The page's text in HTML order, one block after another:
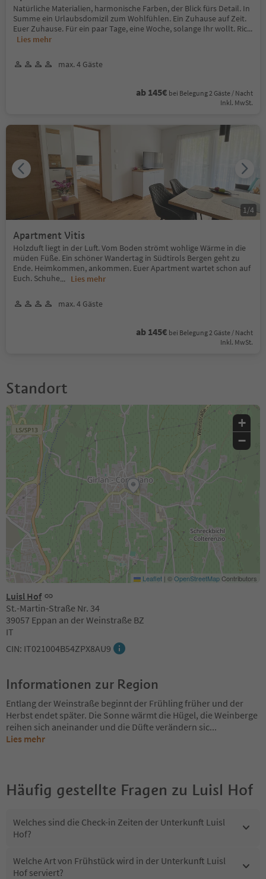
Natürliche Materialien, harmonische Farben, der Blick fürs Detail. In
Summe ein Urlaubsdomizil zum Wohlfühlen. Ein Zuhause auf Zeit.
Euer Zuhause. Für ein paar Tage, eine Woche, solange Ihr wollt. Ric...
Lies mehr
max. 4 Gäste
ab 145€ bei Belegung 2 Gäste / Nacht
Inkl. MwSt.
Apartment Vitis
Holzduft liegt in der Luft. Vom Boden strömt wohlige Wärme in die
müden Füße. Ein schöner Wandertag in Südtirols Bergen geht zu
Ende. Heimkommen, ankommen. Euer Apartment wartet schon auf
Euch. Schuhe... Lies mehr
max. 4 Gäste
ab 145€ bei Belegung 2 Gäste / Nacht
Inkl. MwSt.
1 /4
Standort
Luisl Hof
St.-Martin-Straße Nr. 34
39057 Eppan an der Weinstraße BZ
IT
CIN: IT021004B54ZPX8AU9
+
−
Leaflet | ©OpenStreetMapContributors
Informationen zur Region
Entlang der Weinstraße beginnt der Frühling früher und der
Herbst endet später. Die Sonne wärmt die Hügel, die Weinberge
reihen sich aneinander und die Düfte verändern sic...
Lies mehr
Häufig gestellte Fragen zu Luisl Hof
Welches sind die Check-in Zeiten der Unterkunft Luisl
Hof?
Welche Art von Frühstück wird in der Unterkunft Luisl
Hof serviert?